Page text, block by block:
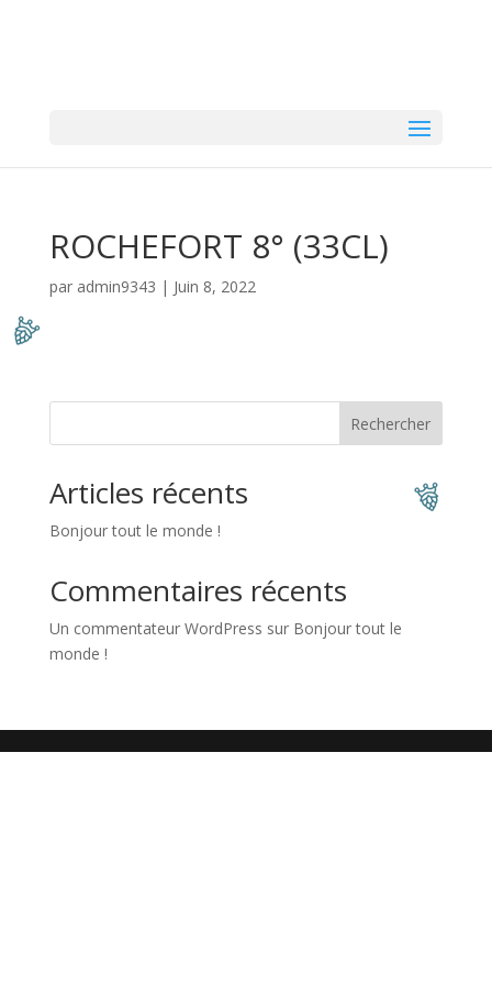
ROCHEFORT 8° (33CL)
par admin9343 | Juin 8, 2022
Rechercher
Articles récents
Bonjour tout le monde !
Commentaires récents
Un commentateur WordPress sur Bonjour tout le
monde !